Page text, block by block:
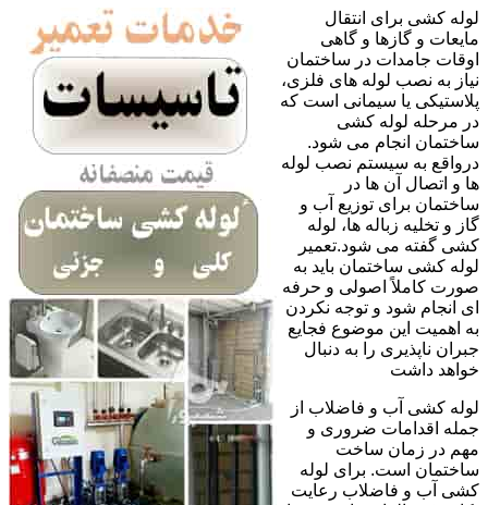
لوله کشی برای انتقال
مایعات و گازها و گاهی
اوقات جامدات در ساختمان
نیاز به نصب لوله های فلزی،
پلاستیکی یا سیمانی است که
در مرحله لوله کشی
ساختمان انجام می شود.
درواقع به سیستم نصب لوله
ها و اتصال آن ها در
ساختمان برای توزیع آب و
گاز و تخلیه زباله ها، لوله
کشی گفته می شود.تعمیر
لوله کشی ساختمان باید به
صورت کاملاً اصولی و حرفه
ای انجام شود و توجه نکردن
به اهمیت این موضوع فجایع
جبران ناپذیری را به دنبال
خواهد داشت
لوله کشی آب و فاضلاب از
جمله اقدامات ضروری و
مهم در زمان ساخت
ساختمان است. برای لوله
کشی آب و فاضلاب رعایت